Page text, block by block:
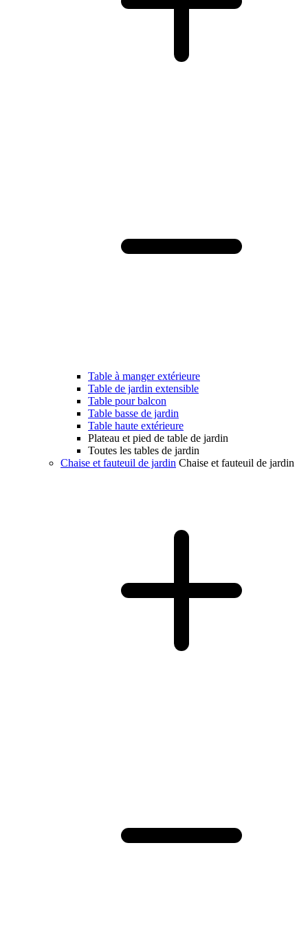
Table à manger extérieure
Table de jardin extensible
Table pour balcon
Table basse de jardin
Table haute extérieure
Plateau et pied de table de jardin
Toutes les tables de jardin
Chaise et fauteuil de jardin Chaise et fauteuil de jardin